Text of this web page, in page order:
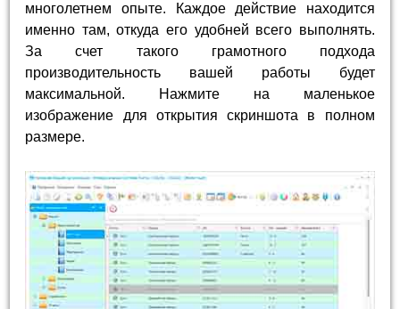
многолетнем опыте. Каждое действие находится
именно там, откуда его удобней всего выполнять.
За счет такого грамотного подхода
производительность вашей работы будет
максимальной. Нажмите на маленькое
изображение для открытия скриншота в полном
размере.